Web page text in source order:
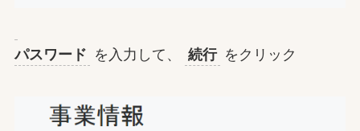
パスワード を入力して、 続行 をクリック